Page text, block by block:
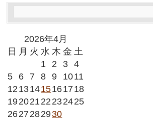
2026年4月
日 月 火 水 木 金 土
1
2 3
4
5
6 7 8 9 1011
12 1314151617 18
19202122 232425
2627 282930